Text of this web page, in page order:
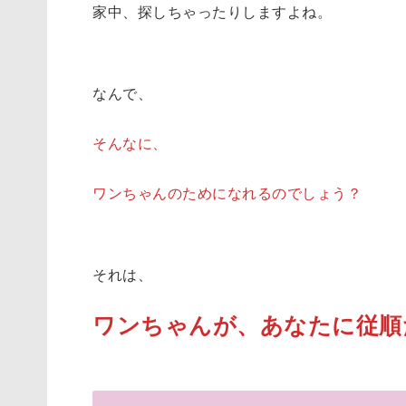
家中、探しちゃったりしますよね。
なんで、
そんなに、
ワンちゃんのためになれるのでしょう？
それは、
ワンちゃんが、あなたに従